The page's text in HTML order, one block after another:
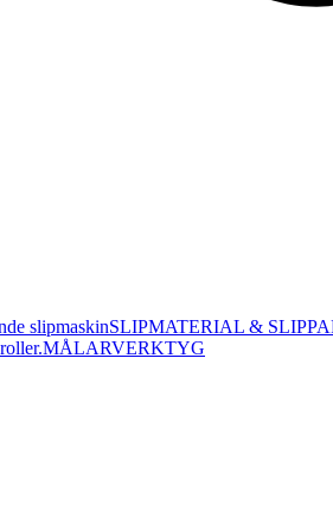
SLIPMATERIAL &
MÅLARVERKTYG